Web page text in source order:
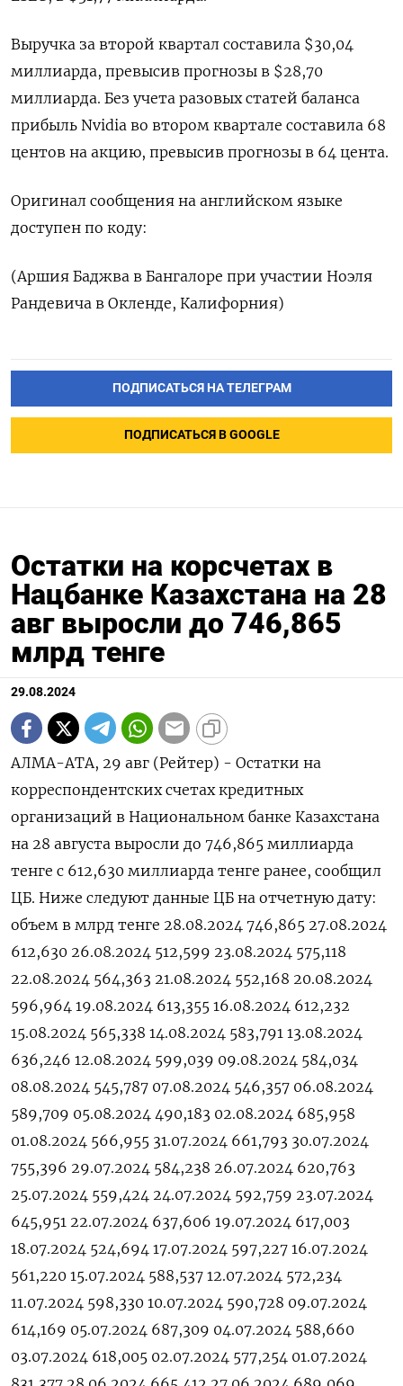
Выручка за второй квартал составила $30,04
миллиарда, превысив прогнозы в $28,70
миллиарда. Без учета разовых статей баланса
прибыль Nvidia во втором квартале составила 68
центов на акцию, превысив прогнозы в 64 цента.
Оригинал сообщения на английском языке
доступен по коду:
(Аршия Баджва в Бангалоре при участии Ноэля
Рандевича в Окленде, Калифорния)
ПОДПИСАТЬСЯ НА ТЕЛЕГРАМ
ПОДПИСАТЬСЯ В GOOGLE
Остатки на корсчетах в
Нацбанке Казахстана на 28
авг выросли до 746,865
млрд тенге
29.08.2024
АЛМА-АТА, 29 авг (Рейтер) - Остатки на
корреспондентских счетах кредитных
организаций в Национальном банке Казахстана
на 28 августа выросли до 746,865 миллиарда
тенге с 612,630 миллиарда тенге ранее, сообщил
ЦБ. Ниже следуют данные ЦБ на отчетную дату:
объем в млрд тенге 28.08.2024 746,865 27.08.2024
612,630 26.08.2024 512,599 23.08.2024 575,118
22.08.2024 564,363 21.08.2024 552,168 20.08.2024
596,964 19.08.2024 613,355 16.08.2024 612,232
15.08.2024 565,338 14.08.2024 583,791 13.08.2024
636,246 12.08.2024 599,039 09.08.2024 584,034
08.08.2024 545,787 07.08.2024 546,357 06.08.2024
589,709 05.08.2024 490,183 02.08.2024 685,958
01.08.2024 566,955 31.07.2024 661,793 30.07.2024
755,396 29.07.2024 584,238 26.07.2024 620,763
25.07.2024 559,424 24.07.2024 592,759 23.07.2024
645,951 22.07.2024 637,606 19.07.2024 617,003
18.07.2024 524,694 17.07.2024 597,227 16.07.2024
561,220 15.07.2024 588,537 12.07.2024 572,234
11.07.2024 598,330 10.07.2024 590,728 09.07.2024
614,169 05.07.2024 687,309 04.07.2024 588,660
03.07.2024 618,005 02.07.2024 577,254 01.07.2024